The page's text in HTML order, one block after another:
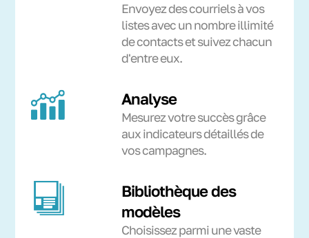
Envoyez des courriels à vos
listes avec un nombre illimité
de contacts et suivez chacun
d'entre eux.
Analyse
Mesurez votre succès grâce
aux indicateurs détaillés de
vos campagnes.
Bibliothèque des
modèles
Choisissez parmi une vaste